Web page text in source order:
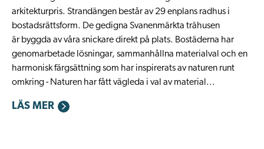
arkitekturpris. Strandängen består av 29 enplans radhus i
bostadsrättsform. De gedigna Svanenmärkta trähusen
är byggda av våra snickare direkt på plats. Bostäderna har
genomarbetade lösningar, sammanhållna materialval och en
harmonisk färgsättning som har inspirerats av naturen runt
omkring - Naturen har fått vägleda i val av material...
LÄS MER